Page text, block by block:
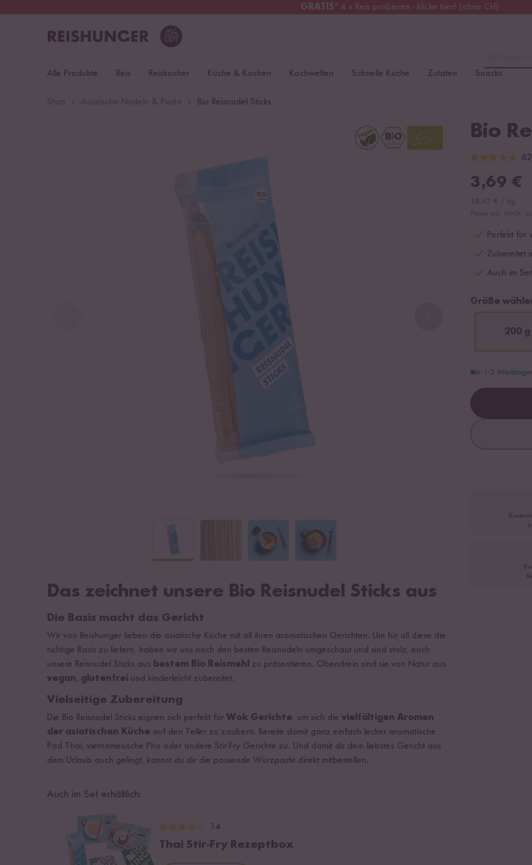
GRATIS* 4 x Reis probieren - klicke hier! (ohne CH)
Kostenloser Versand
Alle Produkte Reis Reiskocher Küche & Kochen Kochwelten Schnelle Küche Zutaten Snacks
Bio Reisnudel Sticks
Bio
62
3,69 €
Perfekt für
Zubereitet
Auch im
Größe
200 g
In 1-3
Das zeichnet unsere Bio Reisnudel Sticks aus
Die Basis macht das Gericht
Wir von Reishunger lieben die asiatische Küche mit all ihren aromatischen Gerichten. Um für all diese die
richtige Basis zu liefern, haben wir uns nach den besten Reisnudeln umgeschaut und sind stolz, euch
unsere Reisnudel Sticks aus bestem Bio Reismehl
zu präsentieren. Obendrein sind sie von Natur aus
vegan, glutenfrei und kinderleicht zubereitet.
Vielseitige Zubereitung
Die Bio Reisnudel Sticks eignen sich perfekt für Wok Gerichte, um sich die vielfältigen Aromen
der asiatischen Küche auf den Teller zu zaubern. Bereite damit ganz einfach lecker aromatische
Pad Thai, vietnamesische Pho oder andere Stir-Fry Gerichte zu. Und damit dir dein liebstes Gericht aus
dem Urlaub auch gelingt, kannst du dir die passende Würzpaste direkt mitbestellen.
Auch im Set erhältlich:
14
Thai Stir-Fry Rezeptbox